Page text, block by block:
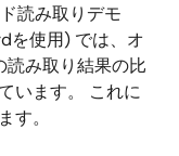
読み取りデモ
を使用) では、オ
読み取り結果の比
います。 これに
す。